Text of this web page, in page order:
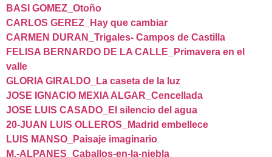
BASI GOMEZ_Otoño
CARLOS GEREZ_Hay que cambiar
CARMEN DURAN_Trigales- Campos de Castilla
FELISA BERNARDO DE LA CALLE_Primavera en el
valle
GLORIA GIRALDO_La caseta de la luz
JOSE IGNACIO MEXIA ALGAR_Cencellada
JOSE LUIS CASADO_El silencio del agua
20-JUAN LUIS OLLEROS_Madrid embellece
LUIS MANSO_Paisaje imaginario
M.-ALPANES_Caballos-en-la-niebla